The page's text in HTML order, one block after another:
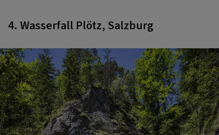
4. Wasserfall Plötz, Salzburg